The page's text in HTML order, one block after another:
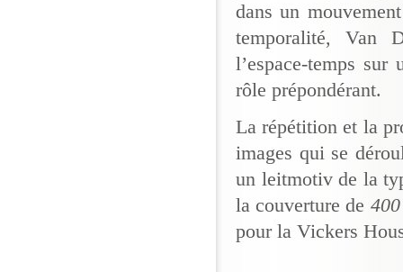
dans un
temporalité, Van
l’espace-temps
rôle prépondérant.
La répétition et la
images qui se
un leitmotiv de la
la couverture de
pour la Vickers